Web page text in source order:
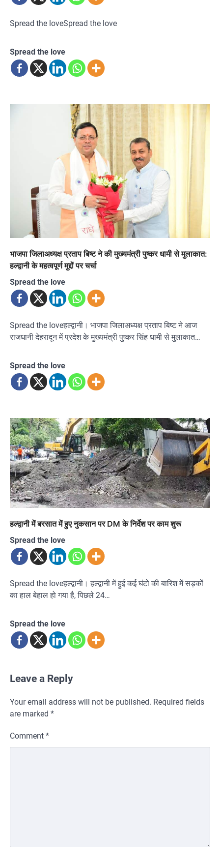
Spread the loveSpread the love
Spread the love
भाजपा जिलाअध्यक्ष प्रताप बिष्ट ने की मुख्यमंत्री पुष्कर धामी से मुलाकात:
हल्द्वानी के महत्वपूर्ण मुद्दों पर चर्चा
Spread the love
Spread the loveहल्द्वानी। भाजपा जिलाअध्यक्ष प्रताप बिष्ट ने आज
राजधानी देहरादून में प्रदेश के मुख्यमंत्री पुष्कर सिंह धामी से मुलाकात…
Spread the love
हल्द्वानी में बरसात में हुए नुकसान पर DM के निर्देश पर काम शुरू
Spread the love
Spread the loveहल्द्वानी। हल्द्वानी में हुई कई घंटो की बारिश में सड़कों
का हाल बेहाल हो गया है, पिछले 24…
Spread the love
Leave a Reply
Your email address will not be published. Required fields
are marked *
Comment *